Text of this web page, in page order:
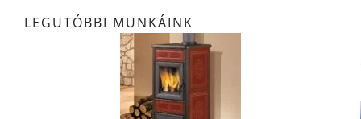
LEGUTÓBBI MUNKÁINK